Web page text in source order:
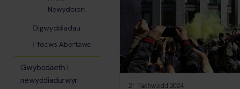
21 Tachwedd 2024
Newyddion
Digwyddiadau
Ffocws Abertawe
Gwybodaeth i
newyddiadurwyr